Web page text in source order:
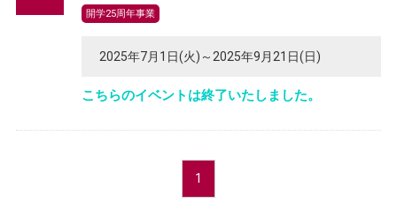
開学25周年事業
2025年7月1日(火)～2025年9月21日(日)
こちらのイベントは終了いたしました。
1